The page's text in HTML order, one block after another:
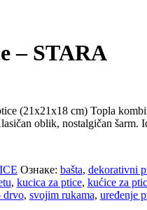
– STARA
(21x21x18 cm) Topla
oblik, nostalgičan šarm.
Ознаке: bašta, dekorativni
, kucica za ptice, kućice za
drvo, svojim rukama, uređenje